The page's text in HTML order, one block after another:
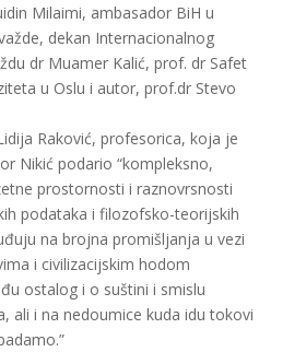
Milaimi, ambasador BiH u
dekan Internacionalnog
dr Muamer Kalić, prof. dr Safet
u Oslu i autor, prof.dr Stevo
Raković, profesorica, koja je
Nikić podario “kompleksno,
prostornosti i raznovrsnosti
podataka i filozofsko-teorijskih
na brojna promišljanja u vezi
i civilizacijskim hodom
ostalog i o suštini i smislu
ali i na nedoumice kuda idu tokovi